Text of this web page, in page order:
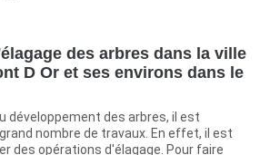
des arbres dans la ville
D Or et ses environs dans le
développement des arbres, il est
nombre de travaux. En effet, il est
des opérations d'élagage. Pour faire